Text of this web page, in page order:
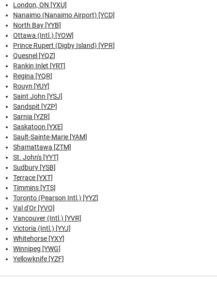
London, ON [YXU]
Nanaimo (Nanaimo Airport) [YCD]
North Bay [YYB]
Ottawa (Intl.) [YOW]
Prince Rupert (Digby Island) [YPR]
Quesnel [YQZ]
Rankin Inlet [YRT]
Regina [YQR]
Rouyn [YUY]
Saint John [YSJ]
Sandspit [YZP]
Sarnia [YZR]
Saskatoon [YXE]
Sault-Sainte-Marie [YAM]
Shamattawa [ZTM]
St. John's [YYT]
Sudbury [YSB]
Terrace [YXT]
Timmins [YTS]
Toronto (Pearson Intl.) [YYZ]
Val d'Or [YVO]
Vancouver (Intl.) [YVR]
Victoria (Intl.) [YYJ]
Whitehorse [YXY]
Winnipeg [YWG]
Yellowknife [YZF]